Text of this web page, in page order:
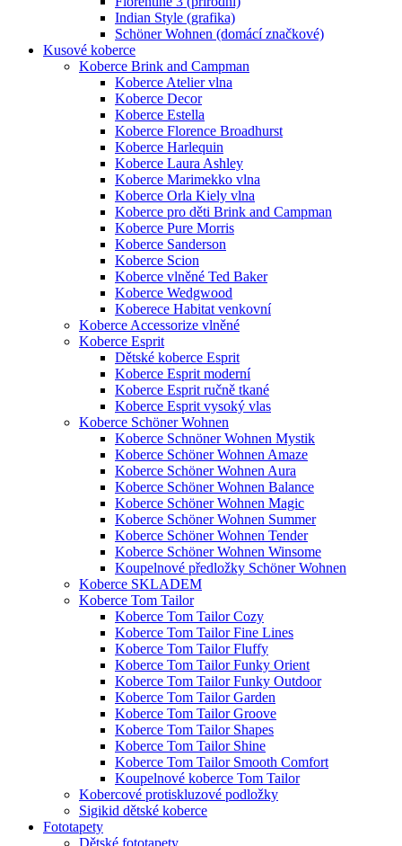
Indian Style (grafika)
Schöner Wohnen (domácí značkové)
Kusové koberce
Koberce Brink and Campman
Koberce Atelier vlna
Koberce Decor
Koberce Estella
Koberce Florence Broadhurst
Koberce Harlequin
Koberce Laura Ashley
Koberce Marimekko vlna
Koberce Orla Kiely vlna
Koberce pro děti Brink and Campman
Koberce Pure Morris
Koberce Sanderson
Koberce Scion
Koberce vlněné Ted Baker
Koberce Wedgwood
Koberece Habitat venkovní
Koberce Accessorize vlněné
Koberce Esprit
Dětské koberce Esprit
Koberce Esprit moderní
Koberce Esprit ručně tkané
Koberce Esprit vysoký vlas
Koberce Schöner Wohnen
Koberce Schnöner Wohnen Mystik
Koberce Schöner Wohnen Amaze
Koberce Schöner Wohnen Aura
Koberce Schöner Wohnen Balance
Koberce Schöner Wohnen Magic
Koberce Schöner Wohnen Summer
Koberce Schöner Wohnen Tender
Koberce Schöner Wohnen Winsome
Koupelnové předložky Schöner Wohnen
Koberce SKLADEM
Koberce Tom Tailor
Koberce Tom Tailor Cozy
Koberce Tom Tailor Fine Lines
Koberce Tom Tailor Fluffy
Koberce Tom Tailor Funky Orient
Koberce Tom Tailor Funky Outdoor
Koberce Tom Tailor Garden
Koberce Tom Tailor Groove
Koberce Tom Tailor Shapes
Koberce Tom Tailor Shine
Koberce Tom Tailor Smooth Comfort
Koupelnové koberce Tom Tailor
Kobercové protiskluzové podložky
Sigikid dětské koberce
Fototapety
Dětské fototapety